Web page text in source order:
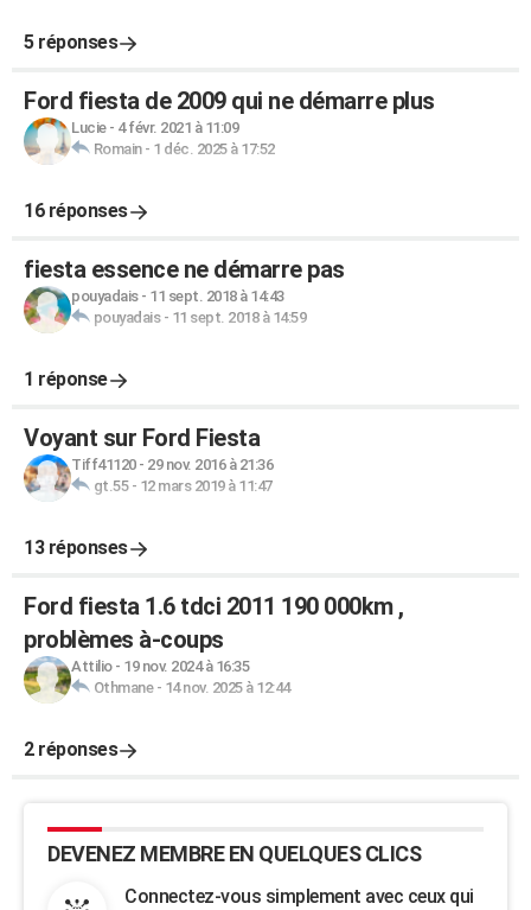
5 réponses
Ford fiesta de 2009 qui ne démarre plus
Lucie- 4 févr. 2021 à 11:09
Romain- 1 déc. 2025 à 17:52
16 réponses
fiesta essence ne démarre pas
pouyadais- 11 sept. 2018 à 14:43
pouyadais- 11 sept. 2018 à 14:59
1 réponse
Voyant sur Ford Fiesta
Tiff41120- 29 nov. 2016 à 21:36
gt.55- 12 mars 2019 à 11:47
13 réponses
Ford fiesta 1.6 tdci 2011 190 000km ,
problèmes à-coups
Attilio- 19 nov. 2024 à 16:35
Othmane- 14 nov. 2025 à 12:44
2 réponses
DEVENEZ MEMBRE EN QUELQUES CLICS
Connectez-vous simplement avec ceux qui